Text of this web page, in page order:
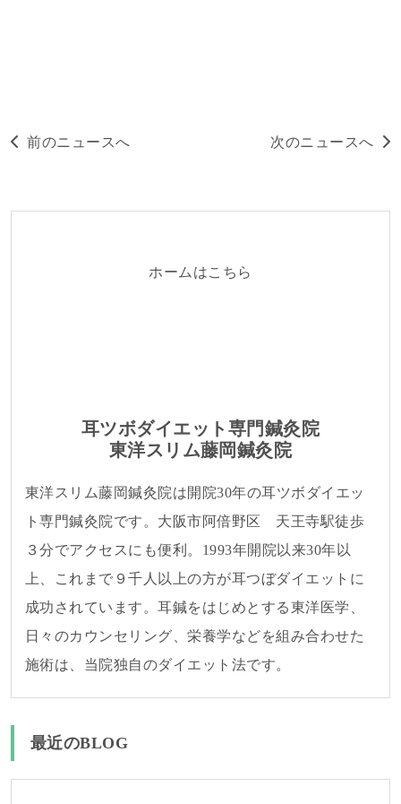
前のニュースへ 次のニュースへ
ホームはこちら
耳ツボダイエット専門鍼灸院
東洋スリム藤岡鍼灸院
東洋スリム藤岡鍼灸院は開院30年の耳ツボダイエッ
ト専門鍼灸院です。大阪市阿倍野区 天王寺駅徒歩
３分でアクセスにも便利。1993年開院以来30年以
上、これまで９千人以上の方が耳つぼダイエットに
成功されています。耳鍼をはじめとする東洋医学、
日々のカウンセリング、栄養学などを組み合わせた
施術は、当院独自のダイエット法です。
最近のBLOG